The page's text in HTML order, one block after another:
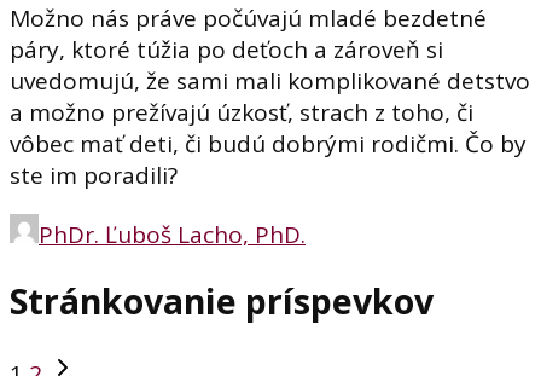
Možno nás práve počúvajú mladé bezdetné
páry, ktoré túžia po deťoch a zároveň si
uvedomujú, že sami mali komplikované detstvo
a možno prežívajú úzkosť, strach z toho, či
vôbec mať deti, či budú dobrými rodičmi. Čo by
ste im poradili?
PhDr. Ľuboš Lacho, PhD.
Stránkovanie príspevkov